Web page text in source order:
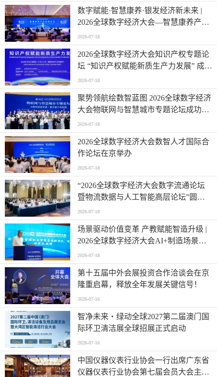
数字赋能·智慧康养·银发经济新未来 |
2026全球数字经济大会—智慧康养产业
发展论坛在京举办
2026-07-18
2026全球数字经济大会知识产权专题论
坛 “知识产权赋能新质生产力发展” 成功
举办
2026-07-18
聚势领航绘数智蓝图 2026全球数字经济
大会物联网与智慧城市专题论坛成功举
办
2026-07-18
2026全球数字经济大会数智人才国际合
作论坛在京举办
2026-07-18
“2026全球数字经济大会数字流通论坛
暨物流数据与人工智能高层论坛”圆满
成功举办
2026-07-18
场景驱动价值变革 产教赋能智造升级 |
2026全球数字经济大会AI+制造场景落
地国际论坛成功举办
2026-07-18
第十五届中外会展投资合作洽谈会在京
隆重启幕，释放全年发展关键信号！
2026-07-16
智净未来・绿动全球2027第二届澳门国
际环卫清洁展全球招展正式启动
2026-07-16
中国仪器仪表行业协会一行出席广东省
仪器仪表行业协会第七届会员大会主题